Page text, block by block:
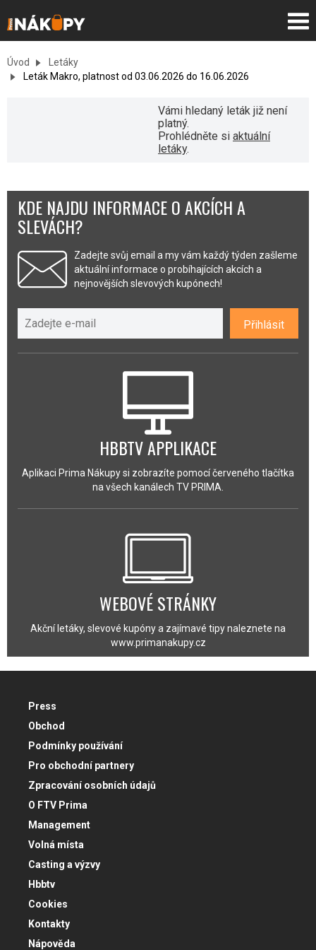
Úvod
Letáky
Leták Makro, platnost od 03.06.2026 do 16.06.2026
Vámi hledaný leták již není
platný.
Prohlédněte si aktuální
letáky.
KDE NAJDU INFORMACE O AKCÍCH A
SLEVÁCH?
Zadejte svůj email a my vám každý týden zašleme
aktuální informace o probíhajících akcích a
nejnovějších slevových kupónech!
Přihlásit
HBBTV APPLIKACE
Aplikaci Prima Nákupy si zobrazíte pomocí červeného tlačítka
na všech kanálech TV PRIMA.
WEBOVÉ STRÁNKY
Akční letáky, slevové kupóny a zajímavé tipy naleznete na
www.primanakupy.cz
Press
Obchod
Podmínky používání
Pro obchodní partnery
Zpracování osobních údajů
O FTV Prima
Management
Volná místa
Casting a výzvy
Hbbtv
Cookies
Kontakty
Nápověda